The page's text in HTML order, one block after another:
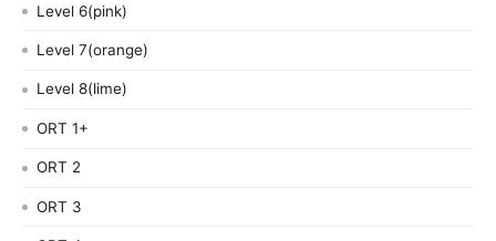
Level 6(pink)
Level 7(orange)
Level 8(lime)
ORT 1+
ORT 2
ORT 3